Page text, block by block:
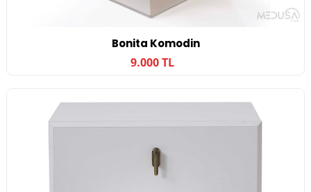
Bonita Komodin
9.000 TL